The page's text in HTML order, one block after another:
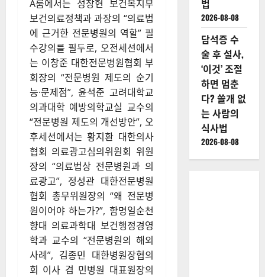
A룸에서는 성창현 보건복지부
보건의료정책과 과장의 “의료법
에 근거한 전문병원의 역할” 필
수강의를 필두로, 오전세션에서
는 이창준 대한전문병원협회 부
회장의 “전문병원 제도의 순기
능·문제점”, 윤석준 고려대학교
의과대학 예방의학교실 교수의
“전문병원 제도의 개선방안”, 오
후세션에서는 황지환 대한의사
협회 의료광고심의위원회 위원
장의 “의료법상 전문병원과 의
료광고”, 정성관 대한전문병원
협회 총무위원장의 “왜 전문병
원이어야 하는가?”, 함명일순천
향대 의료과학대 보건행정경영
학과 교수의 “전문병원의 해외
사례”, 김종민 대한병원장협의
회 이사 겸 민병원 대표원장의
법
2026-08-08
담석증 수
술 후 설사,
‘이것’ 조절
하면 멈춘
다? 쓸개 없
는 사람의
식사법
2026-08-08